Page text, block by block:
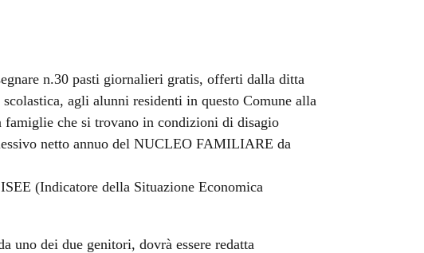
n.30 pasti giornalieri gratis, offerti dalla ditta
agli alunni residenti in questo Comune alla
famiglie che si trovano in condizioni di disagio
netto annuo del NUCLEO FAMILIARE da
(Indicatore della Situazione Economica
uno dei due genitori, dovrà essere redatta